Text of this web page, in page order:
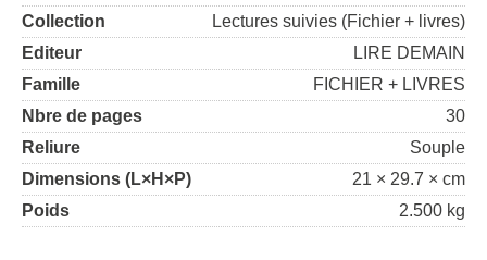
Collection
Lectures suivies (Fichier + livres)
Editeur
LIRE DEMAIN
Famille
FICHIER + LIVRES
Nbre de pages
30
Reliure
Souple
Dimensions (L×H×P)
21 × 29.7 × cm
Poids
2.500 kg